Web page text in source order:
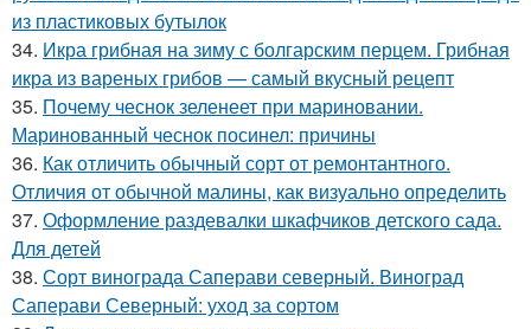
из пластиковых бутылок
34. Икра грибная на зиму с болгарским перцем. Грибная
икра из вареных грибов — самый вкусный рецепт
35. Почему чеснок зеленеет при мариновании.
Маринованный чеснок посинел: причины
36. Как отличить обычный сорт от ремонтантного.
Отличия от обычной малины, как визуально определить
37. Оформление раздевалки шкафчиков детского сада.
Для детей
38. Сорт винограда Саперави северный. Виноград
Саперави Северный: уход за сортом